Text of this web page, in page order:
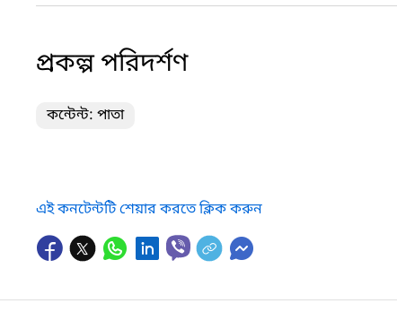
প্রকল্প পরিদর্শণ
কন্টেন্ট: পাতা
এই কনটেন্টটি শেয়ার করতে ক্লিক করুন